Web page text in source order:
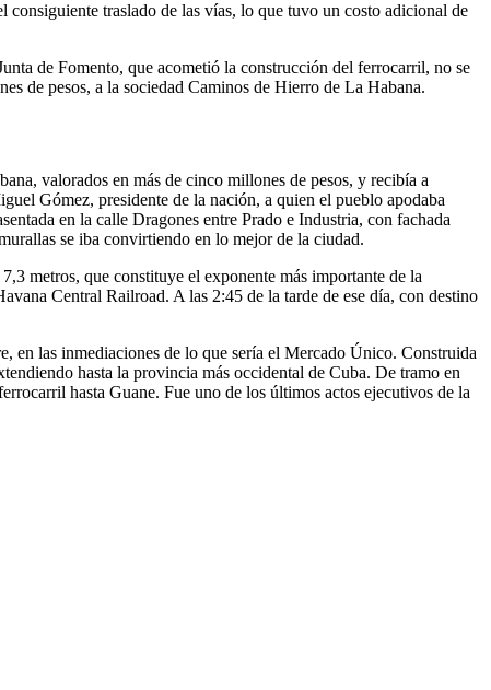
traslado de las vías, lo que tuvo un costo adicional de
de Fomento, que acometió la construcción del ferrocarril, no se
de pesos, a la sociedad Caminos de Hierro de La Habana.
valorados en más de cinco millones de pesos, y recibía a
Gómez, presidente de la nación, a quien el pueblo apodaba
en la calle Dragones entre Prado e Industria, con fachada
se iba convirtiendo en lo mejor de la ciudad.
metros, que constituye el exponente más importante de la
Central Railroad. A las 2:45 de la tarde de ese día, con destino
en las inmediaciones de lo que sería el Mercado Único. Construida
hasta la provincia más occidental de Cuba. De tramo en
hasta Guane. Fue uno de los últimos actos ejecutivos de la